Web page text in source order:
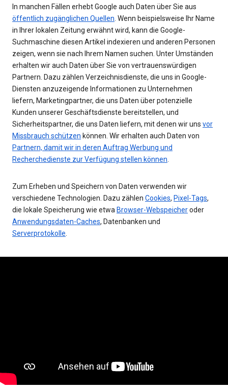
In manchen Fällen erhebt Google auch Daten über Sie aus
öffentlich zugänglichen Quellen . Wenn beispielsweise Ihr Name
in Ihrer lokalen Zeitung erwähnt wird, kann die Google-
Suchmaschine diesen Artikel indexieren und anderen Personen
zeigen, wenn sie nach Ihrem Namen suchen. Unter Umständen
erhalten wir auch Daten über Sie von vertrauenswürdigen
Partnern. Dazu zählen Verzeichnisdienste, die uns in Google-
Diensten anzuzeigende Informationen zu Unternehmen
liefern, Marketingpartner, die uns Daten über potenzielle
Kunden unserer Geschäftsdienste bereitstellen, und
Sicherheitspartner, die uns Daten liefern, mit denen wir uns vor
Missbrauch schützen können. Wir erhalten auch Daten von
Partnern, damit wir in deren Auftrag Werbung und
Recherchedienste zur Verfügung stellen können
Zum Erheben und Speichern von Daten verwenden wir
verschiedene Technologien. Dazu zählen Cookies, Pixel-Tags,
die lokale Speicherung wie etwa Browser-Webspeicheroder
Anwendungsdaten-Caches, Datenbanken und
Serverprotokolle